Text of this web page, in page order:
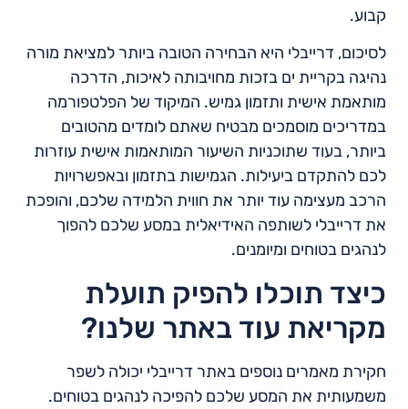
קבוע.
לסיכום, דרייבלי היא הבחירה הטובה ביותר למציאת מורה
נהיגה בקריית ים בזכות מחויבותה לאיכות, הדרכה
מותאמת אישית ותזמון גמיש. המיקוד של הפלטפורמה
במדריכים מוסמכים מבטיח שאתם לומדים מהטובים
ביותר, בעוד שתוכניות השיעור המותאמות אישית עוזרות
לכם להתקדם ביעילות. הגמישות בתזמון ובאפשרויות
הרכב מעצימה עוד יותר את חווית הלמידה שלכם, והופכת
את דרייבלי לשותפה האידיאלית במסע שלכם להפוך
לנהגים בטוחים ומיומנים.
כיצד תוכלו להפיק תועלת
מקריאת עוד באתר שלנו?
חקירת מאמרים נוספים באתר דרייבלי יכולה לשפר
משמעותית את המסע שלכם להפיכה לנהגים בטוחים.